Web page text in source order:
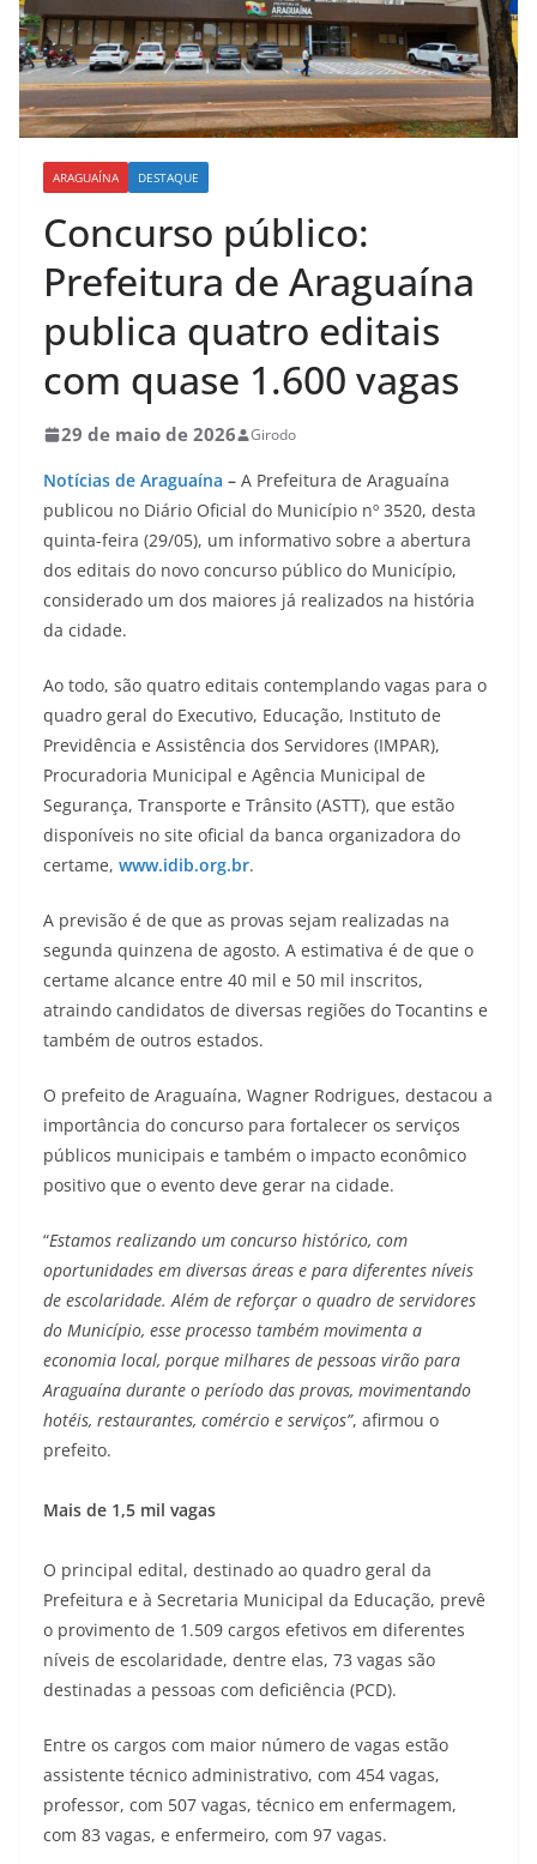
ARAGUAÍNA DESTAQUE
Concurso público:
Prefeitura de Araguaína
publica quatro editais
com quase 1.600 vagas
29 de maio de 2026 Girodo
Notícias de Araguaína – A Prefeitura de Araguaína
publicou no Diário Oficial do Município nº 3520, desta
quinta-feira (29/05), um informativo sobre a abertura
dos editais do novo concurso público do Município,
considerado um dos maiores já realizados na história
da cidade.
Ao todo, são quatro editais contemplando vagas para o
quadro geral do Executivo, Educação, Instituto de
Previdência e Assistência dos Servidores (IMPAR),
Procuradoria Municipal e Agência Municipal de
Segurança, Transporte e Trânsito (ASTT), que estão
disponíveis no site oficial da banca organizadora do
certame, www.idib.org.br.
A previsão é de que as provas sejam realizadas na
segunda quinzena de agosto. A estimativa é de que o
certame alcance entre 40 mil e 50 mil inscritos,
atraindo candidatos de diversas regiões do Tocantins e
também de outros estados.
O prefeito de Araguaína, Wagner Rodrigues, destacou a
importância do concurso para fortalecer os serviços
públicos municipais e também o impacto econômico
positivo que o evento deve gerar na cidade.
“Estamos realizando um concurso histórico, com
oportunidades em diversas áreas e para diferentes níveis
de escolaridade. Além de reforçar o quadro de servidores
do Município, esse processo também movimenta a
economia local, porque milhares de pessoas virão para
Araguaína durante o período das provas, movimentando
hotéis, restaurantes, comércio e serviços”, afirmou o
prefeito.
Mais de 1,5 mil vagas
O principal edital, destinado ao quadro geral da
Prefeitura e à Secretaria Municipal da Educação, prevê
o provimento de 1.509 cargos efetivos em diferentes
níveis de escolaridade, dentre elas, 73 vagas são
destinadas a pessoas com deficiência (PCD).
Entre os cargos com maior número de vagas estão
assistente técnico administrativo, com 454 vagas,
professor, com 507 vagas, técnico em enfermagem,
com 83 vagas, e enfermeiro, com 97 vagas.